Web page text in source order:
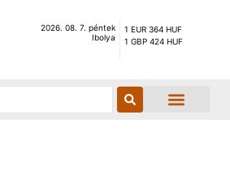
2026. 08. 7. péntek
Ibolya
1 EUR 364 HUF
1 GBP 424 HUF